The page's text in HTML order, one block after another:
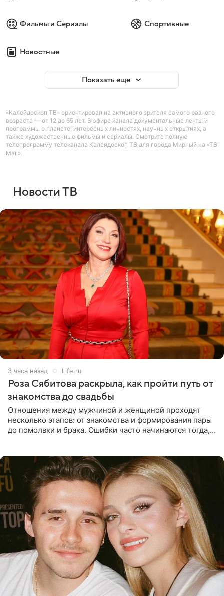
Фильмы и Сериалы Спортивные
Новостные
Показать еще
«Калейдоскоп ТВ» ориентирован на активного зрителя самого разного
возраста — от 12 до 65 лет. В эфире канала документальные ленты и
программы о планете, интересных личностях, научных открытиях, а
также художественные фильмы и сериалы. Смотрите полную
телепрограмму телеканала Калейдоскоп ТВ для города Мирный на «ТВ
Mail».
Новости ТВ
3 часа назад Life.ru
Роза Сябитова раскрыла, как пройти путь от
знакомства до свадьбы
Отношения между мужчиной и женщиной проходят
несколько этапов: от знакомства и формирования пары
до помолвки и брака. Ошибки часто начинаются тогда,